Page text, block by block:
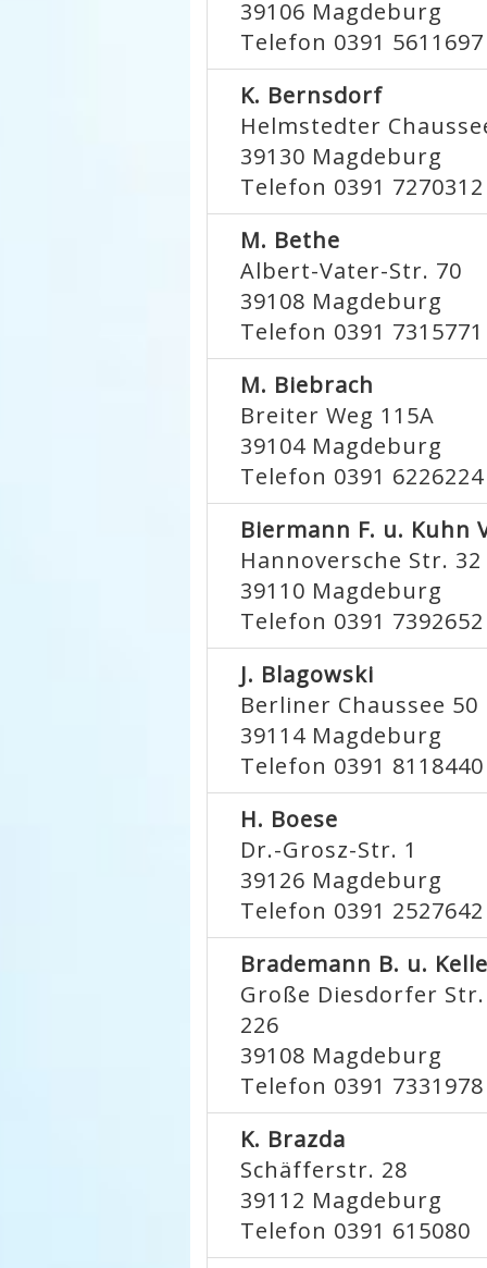
39106 Magdeburg
Telefon 0391 5611697
K. Bernsdorf
Helmstedter
39130 Magdeburg
Telefon 0391 7270312
M. Bethe
Albert-Vater-Str. 70
39108 Magdeburg
Telefon 0391 7315771
M. Biebrach
Breiter Weg 115A
39104 Magdeburg
Telefon 0391 6226224
Biermann F. u. Kuhn
Hannoversche Str. 32
39110 Magdeburg
Telefon 0391 7392652
J. Blagowski
Berliner Chaussee 50
39114 Magdeburg
Telefon 0391 8118440
H. Boese
Dr.-Grosz-Str. 1
39126 Magdeburg
Telefon 0391 2527642
Brademann B. u.
Große Diesdorfer Str.
226
39108 Magdeburg
Telefon 0391 7331978
K. Brazda
Schäfferstr. 28
39112 Magdeburg
Telefon 0391 615080